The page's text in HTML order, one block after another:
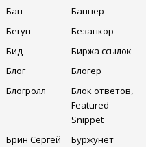
Бан
Баннер
Бегун
Безанкор
Бид
Биржа ссылок
Блог
Блогер
Блогролл
Блок ответов,
Featured
Snippet
Брин Сергей
Буржунет